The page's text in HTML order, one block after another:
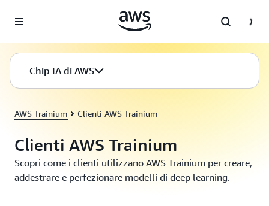
Chip IA di AWS
AWS Trainium Clienti AWS Trainium
Clienti AWS Trainium
Scopri come i clienti utilizzano AWS Trainium per creare,
addestrare e perfezionare modelli di deep learning.